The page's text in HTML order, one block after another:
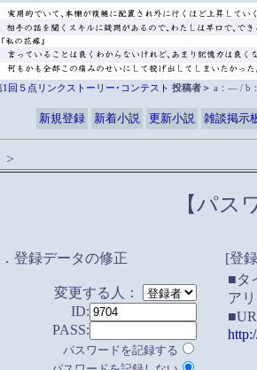
1回５点リンクストーリー･コンテスト 投稿者＞ a：― / b
新規登録 新着小説 更新小説 雑談掲示
>
【パス
．登録データの修正
変更する人：
ID:
PASS:
パスワードを記録する
[登
■タ
ア